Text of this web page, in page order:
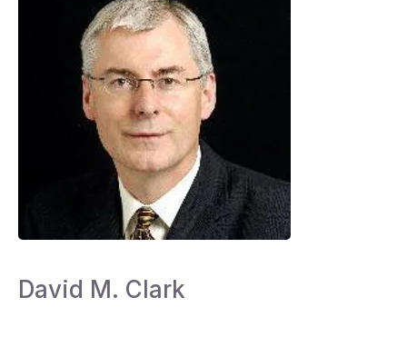
David M. Clark